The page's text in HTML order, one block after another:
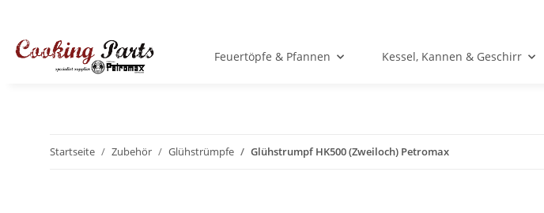
Feuertöpfe & Pfannen Kessel, Kannen & Geschirr
Startseite Zubehör Glühstrümpfe Glühstrumpf HK500 (Zweiloch) Petromax